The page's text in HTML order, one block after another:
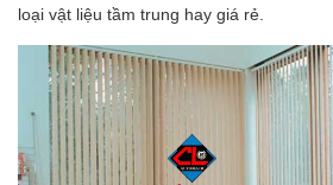
loại vật liệu tầm trung hay giá rẻ.